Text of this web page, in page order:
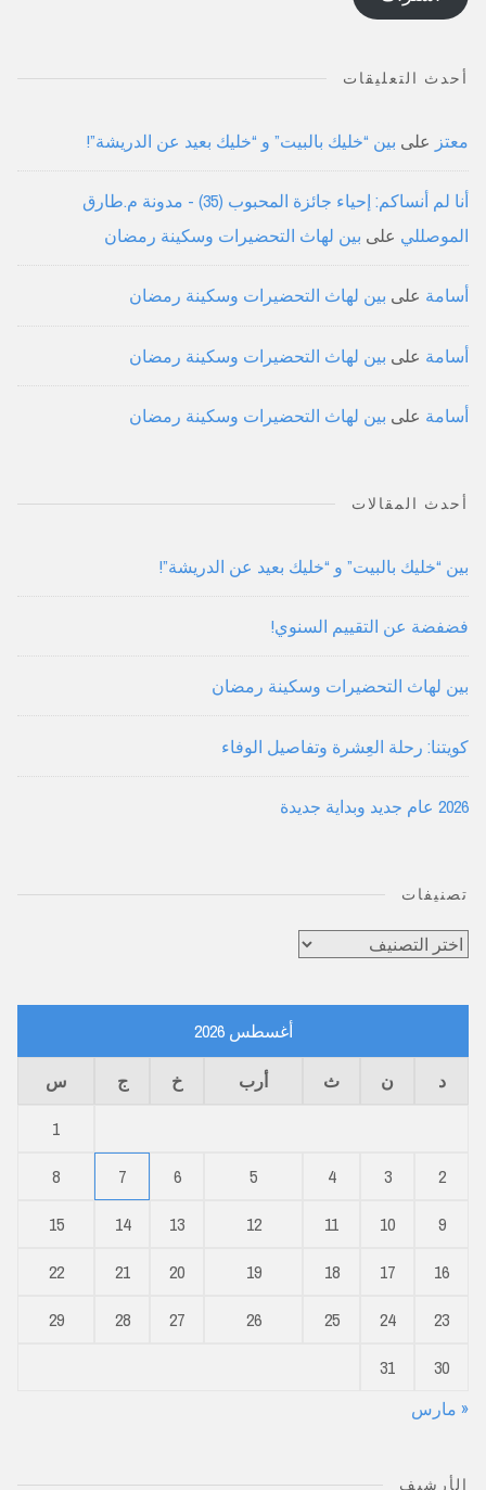
أحدث التعليقات
معتز على بين “خليك بالبيت” و “خليك بعيد عن الدريشة”!
أنا لم أنساكم: إحياء جائزة المحبوب (35) - مدونة م.طارق
الموصللي على بين لهاث التحضيرات وسكينة رمضان
أسامة على بين لهاث التحضيرات وسكينة رمضان
أسامة على بين لهاث التحضيرات وسكينة رمضان
أسامة على بين لهاث التحضيرات وسكينة رمضان
أحدث المقالات
بين “خليك بالبيت” و “خليك بعيد عن الدريشة”!
فضفضة عن التقييم السنوي!
بين لهاث التحضيرات وسكينة رمضان
كويتنا: رحلة العِشرة وتفاصيل الوفاء
2026 عام جديد وبداية جديدة
تصنيفات
تصنيفات
أغسطس 2026
د ن ث أرب خ ج
س
1
2
3
4
5
6
7
8
9
10
11
12
13
14
15
16
17
18
19
20
21
22
23
24
25
26
27
28
29
30
31
« مارس
الأرشيف